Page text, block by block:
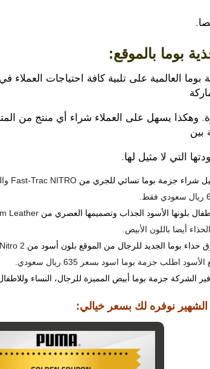
.
بوما بالموقع:
العالمية على تلبية كافة احتياجات العملاء
.
بين
التي لا مثيل لها.
شراء جزمة بوما نسائي للجري من Fast-Trac NITRO
ريال سعودي فقط
بلونها الأسود الجذاب وتصميمها العصري من Leather
أيضا باللون الأبيض
حذاء بوما الجديد للرجال من الموقع بلون أسود من 2
الأسود اطلب جزمة بوما اسود بسعر 635 ريال سعودي
الشركة جزمة بوما أبيض المميزة للرجال، النساء
الشهير نوفره لك بسعر خيالي: